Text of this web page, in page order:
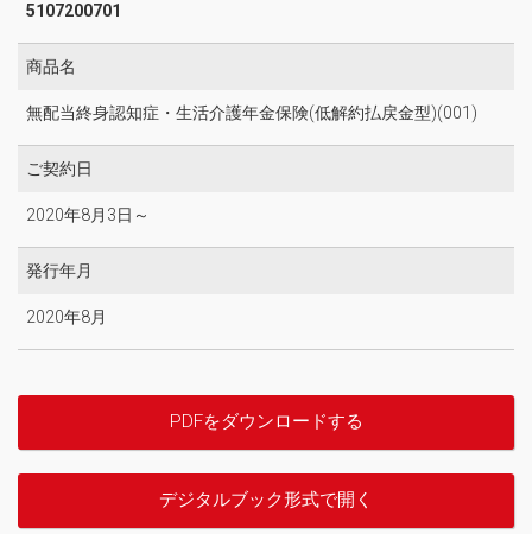
5107200701
商品名
無配当終身認知症・生活介護年金保険(低解約払戻金型)(001)
ご契約日
2020年8月3日～
発行年月
2020年8月
PDFをダウンロードする
デジタルブック形式で開く